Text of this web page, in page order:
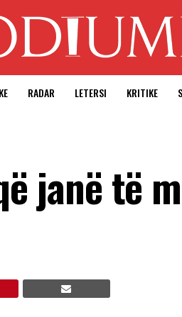
RADAR LETERSI KRITIKE
janë të